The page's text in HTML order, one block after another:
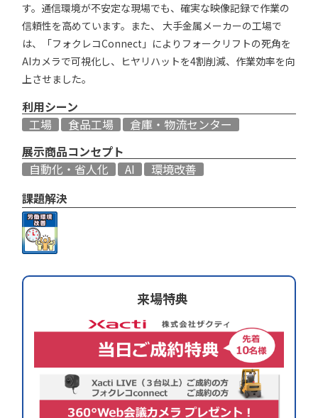
す。通信環境が不安定な現場でも、確実な映像記録で作業の
信頼性を高めています。また、 大手金属メーカーの工場で
は、「フォクレコConnect」によりフォークリフトの死角を
AIカメラで可視化し、ヒヤリハットを4割削減、作業効率を向
上させました。
利用シーン
工場
食品工場
倉庫・物流センター
展示商品コンセプト
自動化・省人化
AI
環境改善
課題解決
来場特典